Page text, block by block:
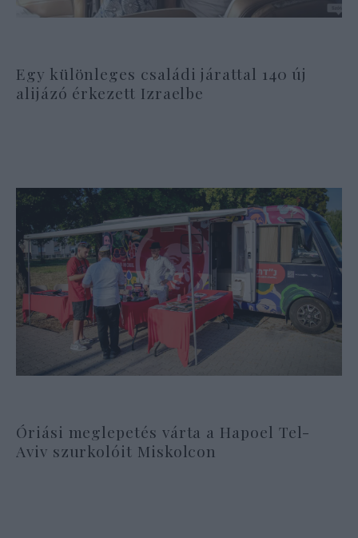
Egy különleges családi járattal 140 új
alijázó érkezett Izraelbe
Óriási meglepetés várta a Hapoel Tel-
Aviv szurkolóit Miskolcon